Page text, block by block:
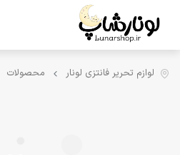
لوازم تحریر فانتزی لونار محصولات